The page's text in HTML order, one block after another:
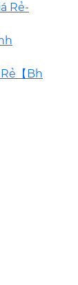
Rẻ-
【Bh